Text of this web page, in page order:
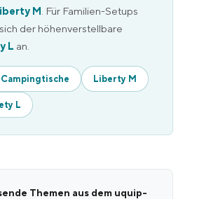
M . Für Familien-Setups
der höhenverstellbare
L an.
Liberty M
L
Themen aus dem uquip-